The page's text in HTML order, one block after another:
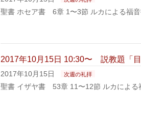
聖書 ホセア書 6章 1〜3節 ルカによる福
2017年10月15日 10:30〜 説教題「
2017年10月15日 次週の礼拝
聖書 イザヤ書 53章 11〜12節 ルカによ